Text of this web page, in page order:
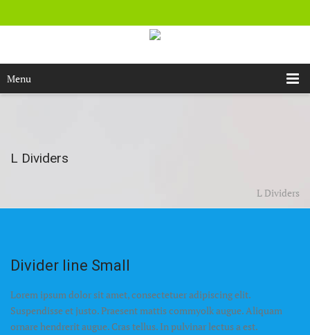
Menu
L Dividers
L Dividers
Divider line Small
Lorem ipsum dolor sit amet, consectetuer adipiscing elit.
Suspendisse et justo. Praesent mattis commyolk augue. Aliquam
ornare hendrerit augue. Cras tellus. In pulvinar lectus a est.